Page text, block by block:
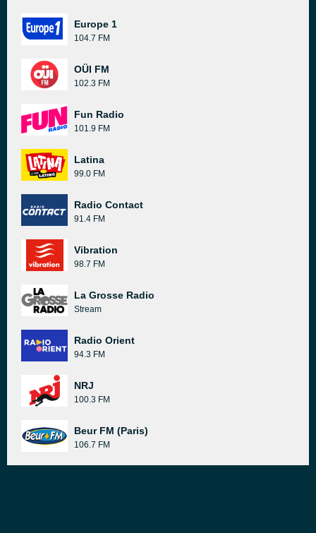
Europe 1
104.7 FM
OÜI FM
102.3 FM
Fun Radio
101.9 FM
Latina
99.0 FM
Radio Contact
91.4 FM
Vibration
98.7 FM
La Grosse Radio
Stream
Radio Orient
94.3 FM
NRJ
100.3 FM
Beur FM (Paris)
106.7 FM